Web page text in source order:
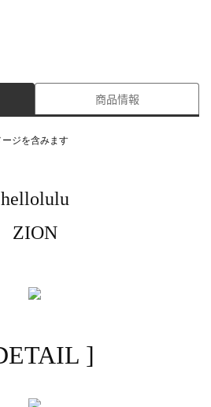
商品情報
ジを含みます
hellolulu
ZION
]